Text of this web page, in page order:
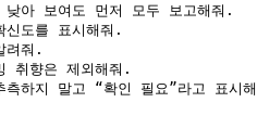
아 보여도 먼저 모두 보고해줘.
도를 표시해줘.
려줘.
취향은 제외해줘.
하지 말고 “확인 필요”라고 표시